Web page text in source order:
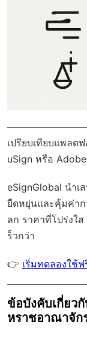
เปรียบเทียบแพลต
uSign หรือ
eSignGlobal นำเ
ยืดหยุ่นและคุ้มค่า
ลก ราคาที่โปร่งใ
ร็วกว่า
👉 เริ่มทดลองใช้ฟ
ข้อบังคับเกี่ยว
หราชอาณาจัก